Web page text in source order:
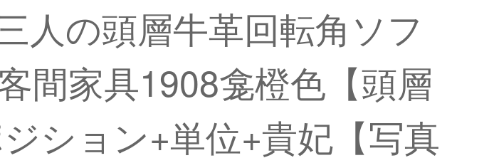
人の頭層牛革回転角ソフ
間家具1908龛橙色【頭層
ション+単位+貴妃【写真